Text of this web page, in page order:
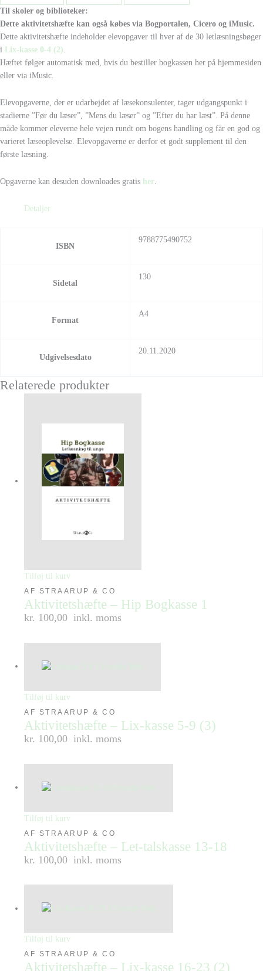
Til skoler og biblioteker:
Dette aktivitetshæfte kan også købes via Bogportalen, Cicero og iMusic.
Dette aktivitetshæfte indeholder elevopgaver til hver af de 30 letlæsningsbøger
i Lix-kasse 0-4 (2).
Hæftet følger automatisk med, hvis du bestiller bogkassen her på hjemmesiden
eller via iMusic.
Elevopgaverne, der er udarbejdet af læsekonsulenter, tager udgangspunkt i
stadierne ”Før du læser”, ”Mens du læser” og ”Efter du har læst”. På denne
måde kommer eleverne hele vejen rundt om bogens handling og får en god og
varieret læseoplevelse. Elevopgaverne er derfor et godt supplement til den
første læsning.
Opgaverne kan desuden downloades gratis her.
Detaljer
ISBN
9788775490752
Sidetal
130
Format
A4
Udgivelsesdato
20.11.2020
Relaterede produkter
Tilføj til kurv
AF STRAARUP & CO
Aktivitetshæfte – Hip Bogkasse 1
kr. 100,00 inkl. moms
Tilføj til kurv
AF STRAARUP & CO
Aktivitetshæfte – Lix-kasse 5-9 (3)
kr. 100,00 inkl. moms
Tilføj til kurv
AF STRAARUP & CO
Aktivitetshæfte – Let-talskasse 13-18
kr. 100,00 inkl. moms
Tilføj til kurv
AF STRAARUP & CO
Aktivitetshæfte – Lix-kasse 16-23 (2)